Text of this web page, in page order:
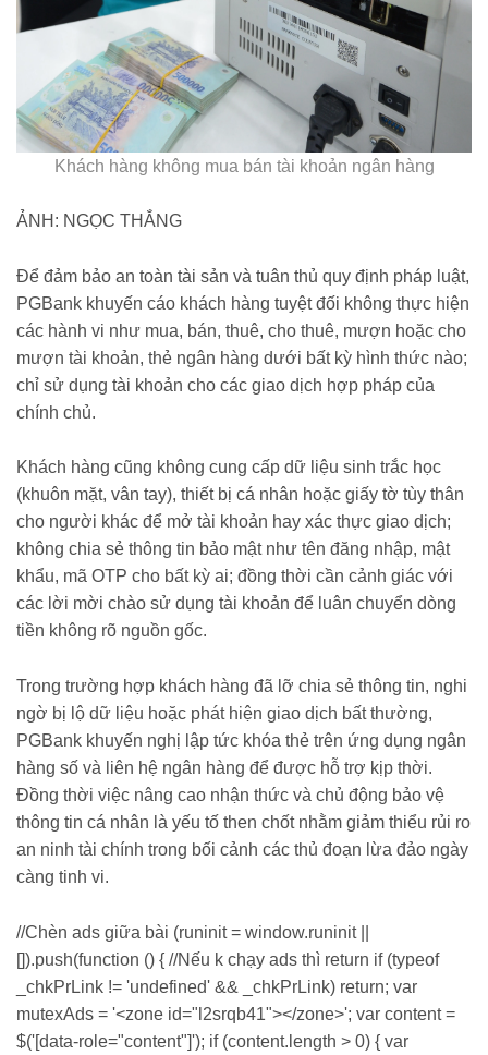
Khách hàng không mua bán tài khoản ngân hàng
ẢNH: NGỌC THẮNG
Để đảm bảo an toàn tài sản và tuân thủ quy định pháp luật,
PGBank khuyến cáo khách hàng tuyệt đối không thực hiện
các hành vi như mua, bán, thuê, cho thuê, mượn hoặc cho
mượn tài khoản, thẻ ngân hàng dưới bất kỳ hình thức nào;
chỉ sử dụng tài khoản cho các giao dịch hợp pháp của
chính chủ.
Khách hàng cũng không cung cấp dữ liệu sinh trắc học
(khuôn mặt, vân tay), thiết bị cá nhân hoặc giấy tờ tùy thân
cho người khác để mở tài khoản hay xác thực giao dịch;
không chia sẻ thông tin bảo mật như tên đăng nhập, mật
khẩu, mã OTP cho bất kỳ ai; đồng thời cần cảnh giác với
các lời mời chào sử dụng tài khoản để luân chuyển dòng
tiền không rõ nguồn gốc.
Trong trường hợp khách hàng đã lỡ chia sẻ thông tin, nghi
ngờ bị lộ dữ liệu hoặc phát hiện giao dịch bất thường,
PGBank khuyến nghị lập tức khóa thẻ trên ứng dụng ngân
hàng số và liên hệ ngân hàng để được hỗ trợ kịp thời.
Đồng thời việc nâng cao nhận thức và chủ động bảo vệ
thông tin cá nhân là yếu tố then chốt nhằm giảm thiểu rủi ro
an ninh tài chính trong bối cảnh các thủ đoạn lừa đảo ngày
càng tinh vi.
//Chèn ads giữa bài (runinit = window.runinit ||
[]).push(function () { //Nếu k chạy ads thì return if (typeof
_chkPrLink != 'undefined' && _chkPrLink) return; var
mutexAds = '<zone id="l2srqb41"></zone>'; var content =
$('[data-role="content"]'); if (content.length > 0) { var